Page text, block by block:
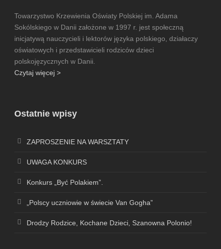
Towarzystwo Krzewienia Oświaty Polskiej im. Adama
Sokólskiego w Danii założone w 1997 r. jest społeczną
inicjatywą nauczycieli i lektorów języka polskiego, działaczy
oświatowych i przedstawicieli rodziców dzieci
polskojęzycznych w Danii.
Czytaj więcej >
Ostatnie wpisy
ZAPROSZENIE NA WARSZTATY
UWAGA KONKURS
Konkurs „Być Polakiem”.
„Polscy uczniowie w świecie Van Gogha”
Drodzy Rodzice, Kochane Dzieci, Szanowna Polonio!